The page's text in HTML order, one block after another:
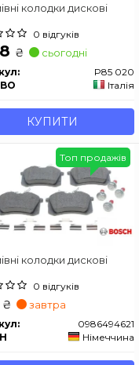
колодки дискові
0 відгуків
₴ сьогодні
P85 020
Італія
КУПИТИ
колодки дискові
0 відгуків
₴ завтра
0986494621
Німеччина
Топ продажів